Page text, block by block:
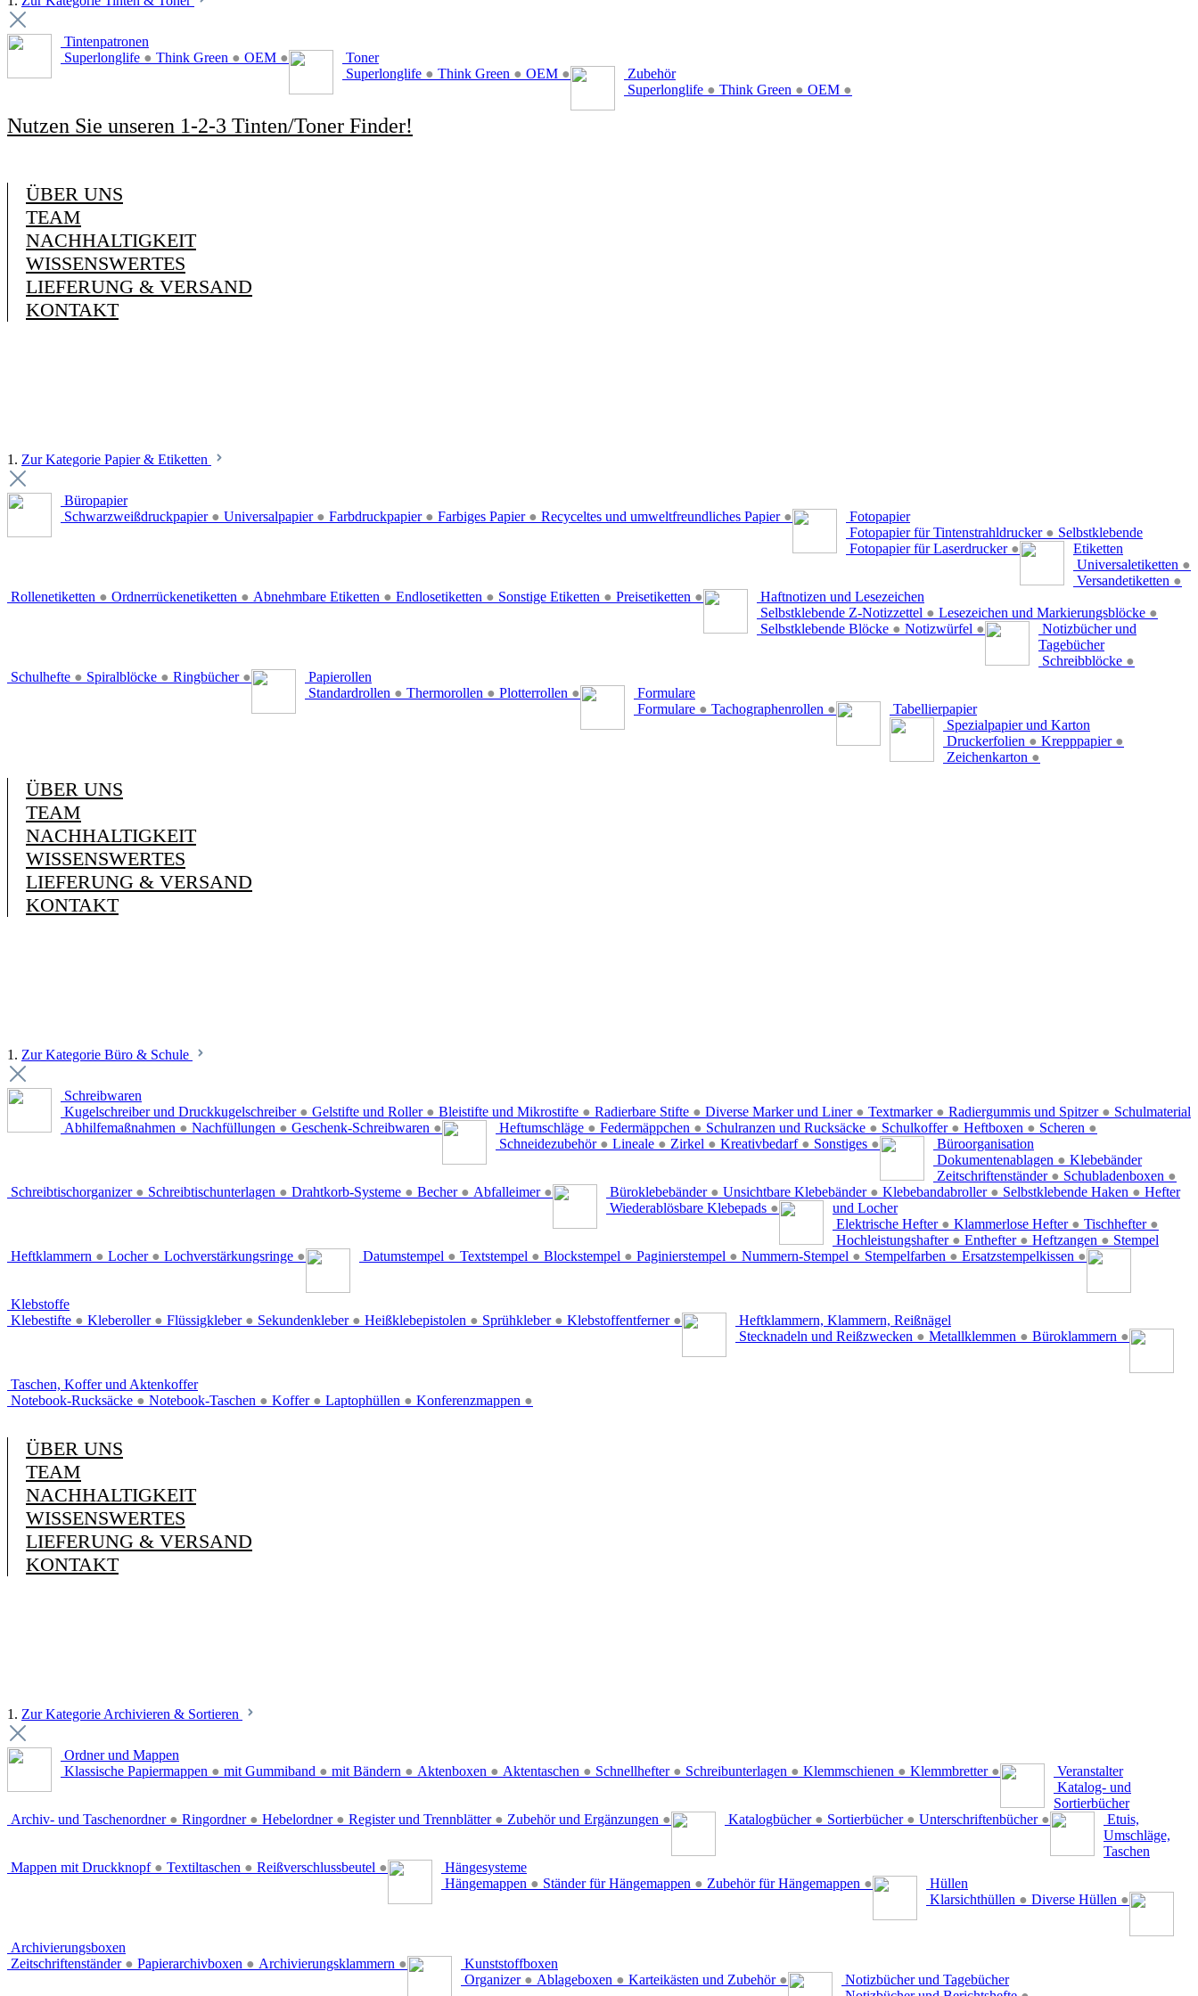
Tintenpatronen
Superlonglife ● Think Green ● OEM ●
Toner
Superlonglife ● Think Green ● OEM ●
Zubehör
Superlonglife ● Think Green ● OEM ●
Nutzen Sie unseren 1-2-3 Tinten/Toner Finder!
ÜBER UNS
TEAM
NACHHALTIGKEIT
WISSENSWERTES
LIEFERUNG & VERSAND
KONTAKT
1. Zur Kategorie Papier & Etiketten
Büropapier
Schwarzweißdruckpapier ● Universalpapier ● Farbdruckpapier ● Farbiges Papier ● Recyceltes und umweltfreundliches Papier ●
Fotopapier
Fotopapier für Tintenstrahldrucker ●
Fotopapier für Laserdrucker ●
Selbstklebende
Etiketten
Universaletiketten ●
Versandetiketten ●
Rollenetiketten ● Ordnerrückenetiketten ● Abnehmbare Etiketten ● Endlosetiketten ● Sonstige Etiketten ● Preisetiketten ●
Haftnotizen und Lesezeichen
Selbstklebende Z-Notizzettel ● Lesezeichen und Markierungsblöcke ●
Selbstklebende Blöcke ● Notizwürfel ●
Notizbücher und
Tagebücher
Schreibblöcke ●
Schulhefte ● Spiralblöcke ● Ringbücher ●
Papierollen
Standardrollen ● Thermorollen ● Plotterrollen ●
Formulare
Formulare ● Tachographenrollen ●
Tabellierpapier
Spezialpapier und Karton
Druckerfolien ● Krepppapier ●
Zeichenkarton ●
ÜBER UNS
TEAM
NACHHALTIGKEIT
WISSENSWERTES
LIEFERUNG & VERSAND
KONTAKT
1. Zur Kategorie Büro & Schule
Schreibwaren
Kugelschreiber und Druckkugelschreiber ● Gelstifte und Roller ● Bleistifte und Mikrostifte ● Radierbare Stifte ● Diverse Marker und Liner ● Textmarker ● Radiergummis und Spitzer ●
Abhilfemaßnahmen ● Nachfüllungen ● Geschenk-Schreibwaren ●
Schulmaterial
Heftumschläge ● Federmäppchen ● Schulranzen und Rucksäcke ● Schulkoffer ● Heftboxen ● Scheren ●
Schneidezubehör ● Lineale ● Zirkel ● Kreativbedarf ● Sonstiges ●
Büroorganisation
Dokumentenablagen ●
Zeitschriftenständer ● Schubladenboxen ●
Schreibtischorganizer ● Schreibtischunterlagen ● Drahtkorb-Systeme ● Becher ● Abfalleimer ●
Klebebänder
Büroklebebänder ● Unsichtbare Klebebänder ● Klebebandabroller ● Selbstklebende Haken ●
Wiederablösbare Klebepads ●
Hefter
und Locher
Elektrische Hefter ● Klammerlose Hefter ● Tischhefter ●
Hochleistungshafter ● Enthefter ● Heftzangen ●
Heftklammern ● Locher ● Lochverstärkungsringe ●
Stempel
Datumstempel ● Textstempel ● Blockstempel ● Paginierstempel ● Nummern-Stempel ● Stempelfarben ● Ersatzstempelkissen ●
Klebstoffe
Klebestifte ● Kleberoller ● Flüssigkleber ● Sekundenkleber ● Heißklebepistolen ● Sprühkleber ● Klebstoffentferner ●
Heftklammern, Klammern, Reißnägel
Stecknadeln und Reißzwecken ● Metallklemmen ● Büroklammern ●
Taschen, Koffer und Aktenkoffer
Notebook-Rucksäcke ● Notebook-Taschen ● Koffer ● Laptophüllen ● Konferenzmappen ●
ÜBER UNS
TEAM
NACHHALTIGKEIT
WISSENSWERTES
LIEFERUNG & VERSAND
KONTAKT
1. Zur Kategorie Archivieren & Sortieren
Ordner und Mappen
Klassische Papiermappen ● mit Gummiband ● mit Bändern ● Aktenboxen ● Aktentaschen ● Schnellhefter ● Schreibunterlagen ● Klemmschienen ● Klemmbretter ● Veranstalter
Archiv- und Taschenordner ● Ringordner ● Hebelordner ● Register und Trennblätter ● Zubehör und Ergänzungen ●
Katalog- und
Sortierbücher
Katalogbücher ● Sortierbücher ● Unterschriftenbücher ●
Etuis,
Umschläge,
Taschen
Mappen mit Druckknopf ● Textiltaschen ● Reißverschlussbeutel ●
Hängesysteme
Hängemappen ● Ständer für Hängemappen ● Zubehör für Hängemappen ●
Hüllen
Klarsichthüllen ● Diverse Hüllen ●
Archivierungsboxen
Zeitschriftenständer ● Papierarchivboxen ● Archivierungsklammern ●
Kunststoffboxen
Organizer ● Ablageboxen ● Karteikästen und Zubehör ●
Notizbücher und Tagebücher